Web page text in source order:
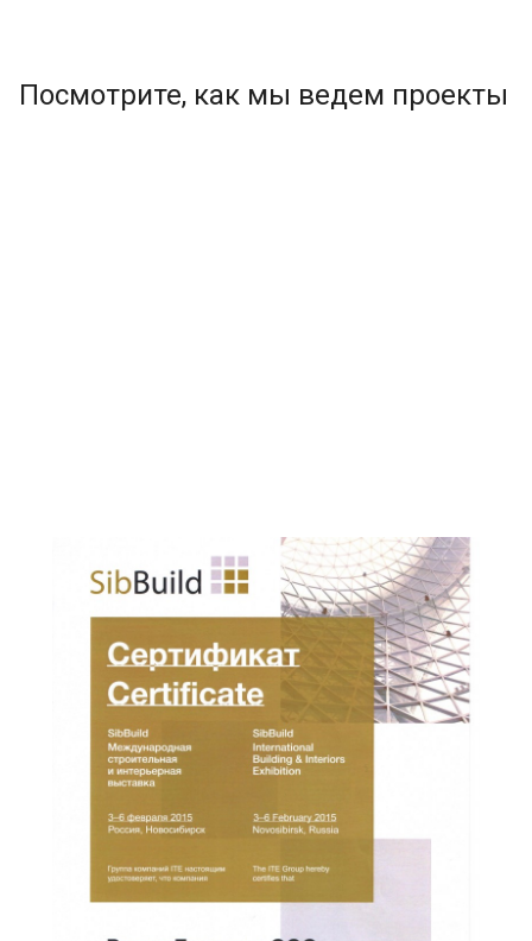
Посмотрите, как мы ведем проекты